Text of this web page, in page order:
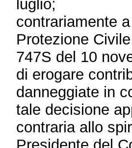
luglio;
contrariamente
Protezione
747S del 10
di erogare
danneggiate in
tale decisione
contraria allo